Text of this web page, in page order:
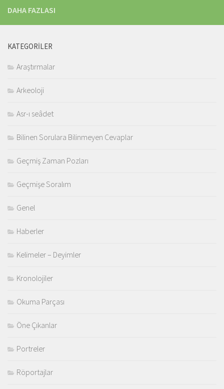
DAHA FAZLASI
KATEGORILER
Araştırmalar
Arkeoloji
Asr-ı seâdet
Bilinen Sorulara Bilinmeyen Cevaplar
Geçmiş Zaman Pozları
Geçmişe Soralım
Genel
Haberler
Kelimeler – Deyimler
Kronolojiler
Okuma Parçası
Öne Çıkanlar
Portreler
Röportajlar